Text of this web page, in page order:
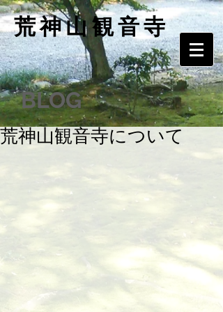
​荒神山観音寺
BLOG
荒神山観音寺について